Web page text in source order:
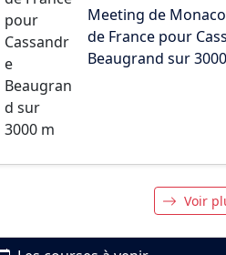
Meeting de
de France pour
Beaugrand sur
Voir